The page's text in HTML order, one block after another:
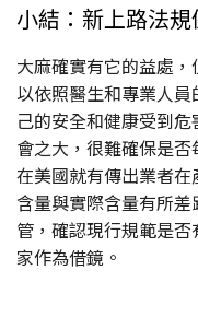
小結：新上路法
大麻確實有它的益處
以依照醫生和專業人
己的安全和健康受到
會之大，很難確保是
在美國就有傳出業者
含量與實際含量有所
管，確認現行規範是
家作為借鏡。